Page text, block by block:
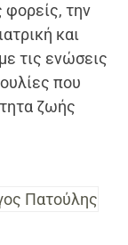
φορείς, την
και
τις ενώσεις
που
ζωής
Πατούλης